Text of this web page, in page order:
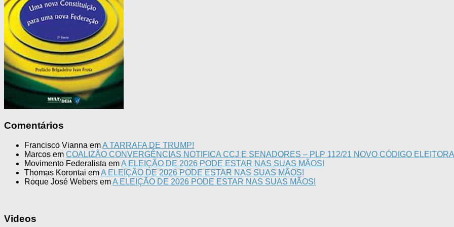
Comentários
Francisco Vianna emA TARRAFA DE TRUMP!
Marcos em COALIZÃO CONVERGÊNCIAS NOTIFICA CCJ E SENADORES – PLP 112/21 NOVO CÓDIGO
Movimento Federalista emA ELEIÇÃO DE 2026 PODE ESTAR NAS SUAS MÃOS!
Thomas Korontai emA ELEIÇÃO DE 2026 PODE ESTAR NAS SUAS MÃOS!
Roque José Webers emA ELEIÇÃO DE 2026 PODE ESTAR NAS SUAS MÃOS!
Videos